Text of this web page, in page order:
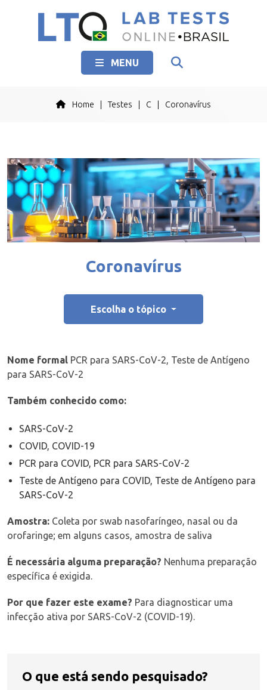
MENU
Home Testes C Coronavírus
Coronavírus
Escolha o tópico
Nome formal PCR para SARS-CoV-2, Teste de Antígeno
para SARS-CoV-2
Também conhecido como:
SARS-CoV-2
COVID, COVID-19
PCR para COVID, PCR para SARS-CoV-2
Teste de Antígeno para COVID, Teste de Antígeno para
SARS-CoV-2
Amostra: Coleta por swab nasofaríngeo, nasal ou da
orofaringe; em alguns casos, amostra de saliva
É necessária alguma preparação? Nenhuma preparação
específica é exigida.
Por que fazer este exame? Para diagnosticar uma
infecção ativa por SARS-CoV-2 (COVID-19).
O que está sendo pesquisado?